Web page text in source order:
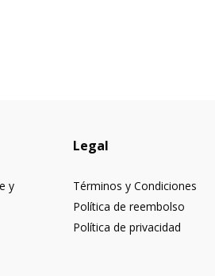
y
Legal
Términos y Condiciones
Política de reembolso
Política de privacidad